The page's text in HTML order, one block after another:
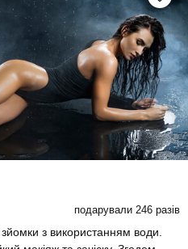
подарували 246 разів
з використанням води.